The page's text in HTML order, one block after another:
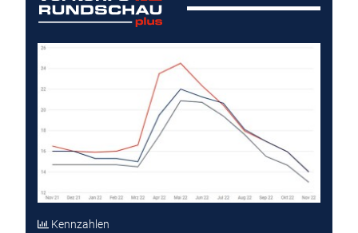
Kennzahlen